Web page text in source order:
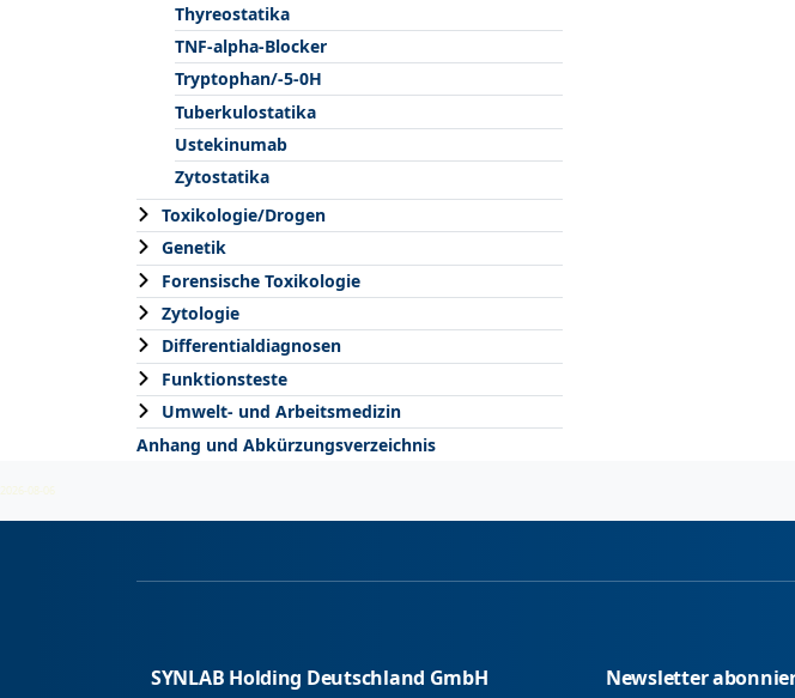
Thyreostatika
TNF-alpha-Blocker
Tryptophan/-5-0H
Tuberkulostatika
Ustekinumab
Zytostatika
Toxikologie/Drogen
Genetik
Forensische Toxikologie
Zytologie
Differentialdiagnosen
Funktionsteste
Umwelt- und Arbeitsmedizin
Anhang und Abkürzungsverzeichnis
2026-08-06
SYNLAB Holding Deutschland GmbH Newsletter